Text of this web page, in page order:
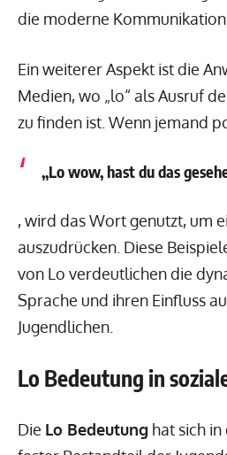
die moderne Kommunikation.
Ein weiterer Aspekt ist die
Medien, wo „lo“ als Ausruf
zu finden ist. Wenn jemand
„Lo wow, hast du das
, wird das Wort genutzt, um
auszudrücken. Diese
von Lo verdeutlichen die
Sprache und ihren Einfluss
Jugendlichen.
Lo Bedeutung in
Die Lo Bedeutung hat sich